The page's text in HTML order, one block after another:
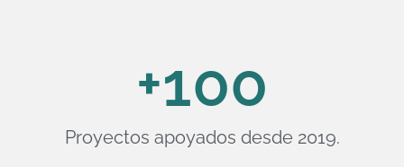
Proyectos apoyados desde 2019.
+100